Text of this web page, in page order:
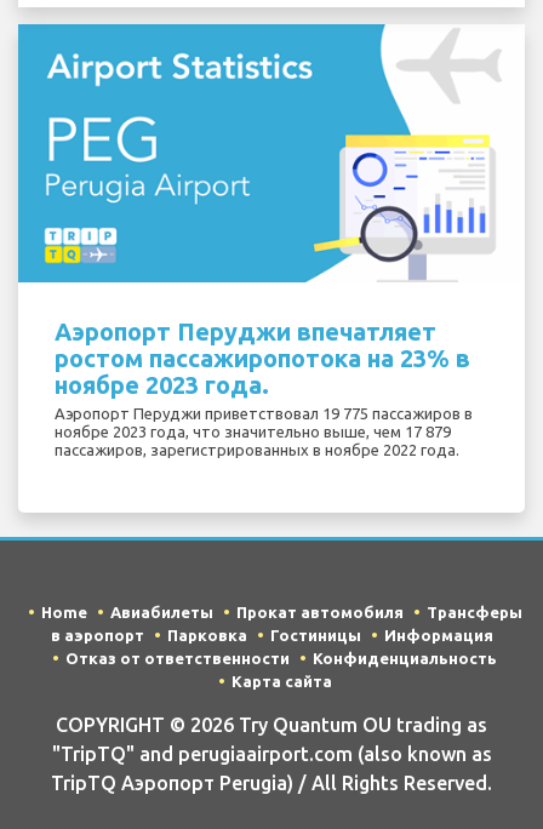
Аэропорт Перуджи впечатляет
ростом пассажиропотока на 23% в
ноябре 2023 года.
Аэропорт Перуджи приветствовал 19 775 пассажиров в
ноябре 2023 года, что значительно выше, чем 17 879
пассажиров, зарегистрированных в ноябре 2022 года.
Home Авиабилеты Прокат автомобиля
Трансферы
в аэропорт
Парковка Гостиницы
Информация
Отказ от ответственности
Конфиденциальность
Карта сайта
COPYRIGHT © 2026 Try Quantum OU trading as
"TripTQ" and perugiaairport.com (also known as
TripTQ Аэропорт Perugia) / All Rights Reserved.